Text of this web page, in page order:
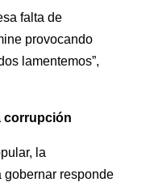
falta de
provocando
lamentemos”,
corrupción
la
responde